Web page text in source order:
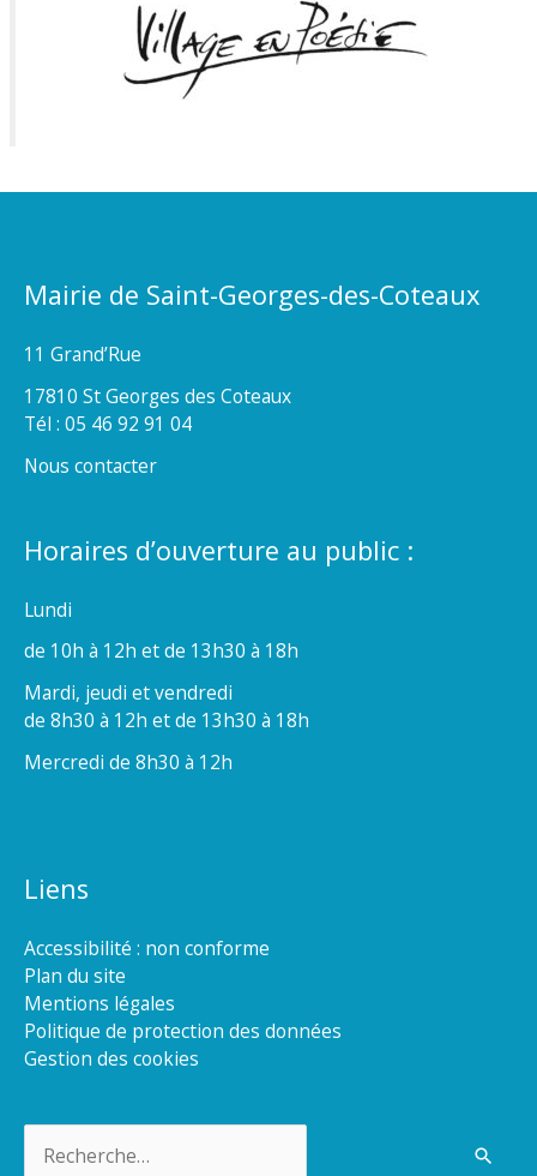
Mairie de Saint-Georges-des-Coteaux
11 Grand’Rue
17810 St Georges des Coteaux
Tél : 05 46 92 91 04
Nous contacter
Horaires d’ouverture au public :
Lundi
de 10h à 12h et de 13h30 à 18h
Mardi, jeudi et vendredi
de 8h30 à 12h et de 13h30 à 18h
Mercredi de 8h30 à 12h
Liens
Accessibilité : non conforme
Plan du site
Mentions légales
Politique de protection des données
Gestion des cookies